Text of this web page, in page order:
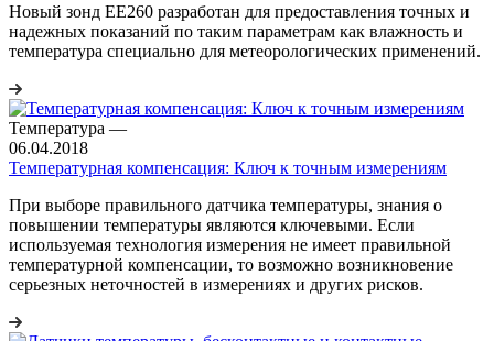
Новый зонд EE260 разработан для предоставления точных и
надежных показаний по таким параметрам как влажность и
температура специально для метеорологических применений.
Температура —
06.04.2018
Температурная компенсация: Ключ к точным измерениям
При выборе правильного датчика температуры, знания о
повышении температуры являются ключевыми. Если
используемая технология измерения не имеет правильной
температурной компенсации, то возможно возникновение
серьезных неточностей в измерениях и других рисков.